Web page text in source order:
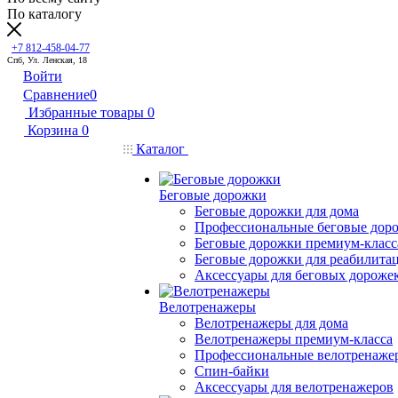
По каталогу
+7 812-458-04-77
Спб, Ул. Ленская, 18
Войти
Сравнение0
Избранные товары 0
Корзина 0
Каталог
Беговые дорожки
Беговые дорожки для дома
Профессиональные беговые
Беговые дорожки премиум-
Беговые дорожки для
Аксессуары для беговых
Велотренажеры
Велотренажеры для дома
Велотренажеры премиум-класса
Профессиональные
Спин-байки
Аксессуары для велотренажеров